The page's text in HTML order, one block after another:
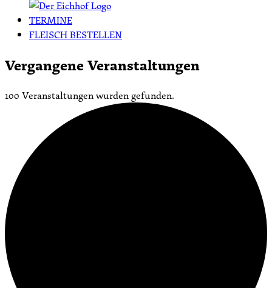
TERMINE
FLEISCH BESTELLEN
Vergangene Veranstaltungen
100 Veranstaltungen wurden gefunden.